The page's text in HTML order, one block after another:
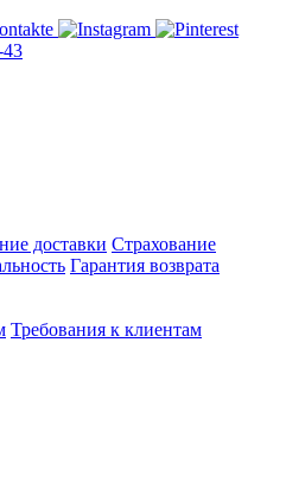
43
доставки Страхование
Гарантия возврата
Требования к клиентам